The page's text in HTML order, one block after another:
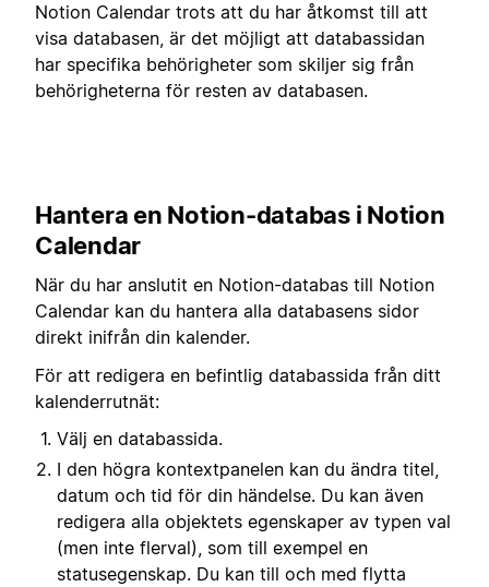
Notion Calendar trots att du har åtkomst till att
visa databasen, är det möjligt att databassidan
har specifika behörigheter som skiljer sig från
behörigheterna för resten av databasen.
Hantera en Notion-databas i Notion
Calendar
När du har anslutit en Notion-databas till Notion
Calendar kan du hantera alla databasens sidor
direkt inifrån din kalender.
För att redigera en befintlig databassida från ditt
kalenderrutnät:
Välj en databassida.
I den högra kontextpanelen kan du ändra titel,
datum och tid för din händelse. Du kan även
redigera alla objektets egenskaper av typen val
(men inte flerval), som till exempel en
statusegenskap. Du kan till och med flytta